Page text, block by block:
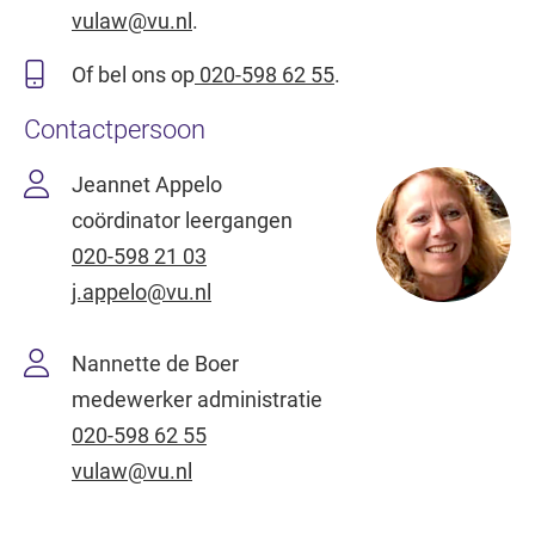
vulaw@vu.nl .
Of bel ons op 020-598 62 55.
Contactpersoon
Jeannet Appelo
coördinator leergangen
020-598 21 03
j.appelo@vu.nl
Nannette de Boer
medewerker administratie
020-598 62 55
vulaw@vu.nl